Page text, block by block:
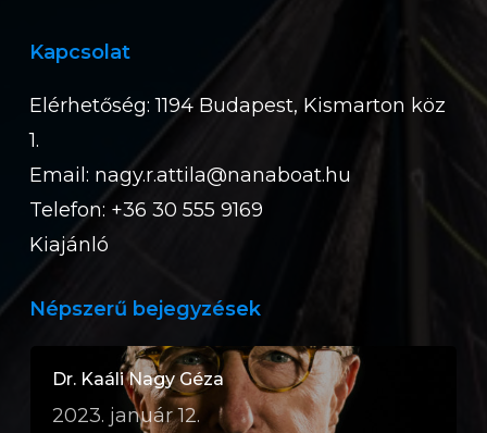
Kapcsolat
Elérhetőség: 1194 Budapest, Kismarton köz
1.
Email: nagy.r.attila@nanaboat.hu
Telefon: +36 30 555 9169
Kiajánló
Népszerű bejegyzések
Dr. Kaáli Nagy Géza
2023. január 12.